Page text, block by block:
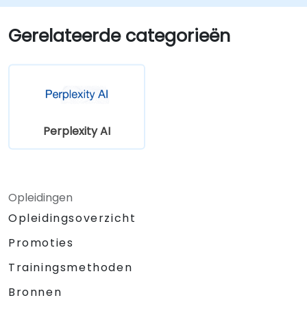
De mogelijkheden van kunstmatige
intelligentie bij persoonlijk leren te
verkennen.
Gerelateerde categorieën
Perplexity AI
Opleidingen
Opleidingsoverzicht
Promoties
Trainingsmethoden
Bronnen